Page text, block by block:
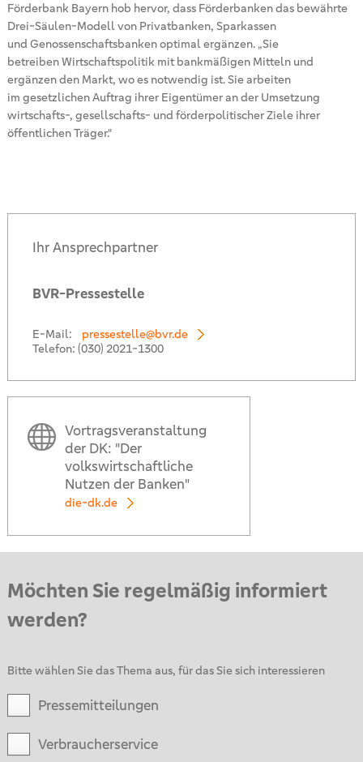
Förderbank Bayern hob hervor, dass Förderbanken das bewährte
Drei-Säulen-Modell von Privatbanken, Sparkassen
und Genossenschaftsbanken optimal ergänzen. „Sie
betreiben Wirtschaftspolitik mit bankmäßigen Mitteln und
ergänzen den Markt, wo es notwendig ist. Sie arbeiten
im gesetzlichen Auftrag ihrer Eigentümer an der Umsetzung
wirtschafts-, gesellschafts- und förderpolitischer Ziele ihrer
öffentlichen Träger."
Ihr Ansprechpartner
BVR-Pressestelle
E-Mail:
pressestelle@bvr.de
Telefon: (030) 2021-1300
Vortragsveranstaltung
der DK: "Der
volkswirtschaftliche
Nutzen der Banken"
die-dk.de
Möchten Sie regelmäßig informiert
werden?
Bitte wählen Sie das Thema aus, für das Sie sich interessieren
Pressemitteilungen
Verbraucherservice